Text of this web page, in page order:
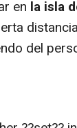
en la isla
del